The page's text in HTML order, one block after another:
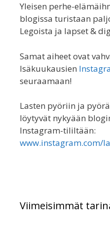
Yleisen perhe-
blogissa turistaan
Legoista ja lapset &
Samat aiheet ovat
Isäkuukausien
seuraamaan!
Lasten pyöriin ja
löytyvät nykyään
Instagram-tililtään:
www.instagram.com/
Viimeisimmät